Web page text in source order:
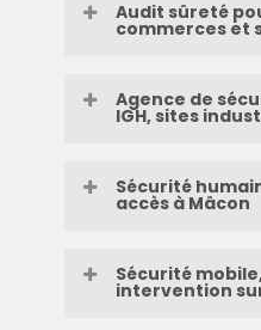
Audit sûreté
commerces et
L’audit
d’identifier les
marchandises
accès mal
Agence de
IGH, sites
Magasins,
Sécurité
accès à Mâcon
La sécurité
Sécurité
intervention